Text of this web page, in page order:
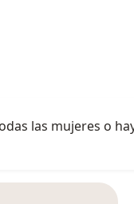
las mujeres o